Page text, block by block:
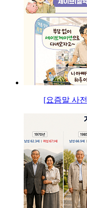
[요즘말 사